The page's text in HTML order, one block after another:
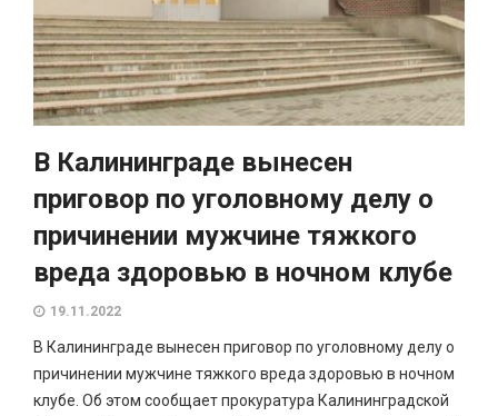
В Калининграде вынесен
приговор по уголовному делу о
причинении мужчине тяжкого
вреда здоровью в ночном клубе
19.11.2022
В Калининграде вынесен приговор по уголовному делу о
причинении мужчине тяжкого вреда здоровью в ночном
клубе. Об этом сообщает прокуратура Калининградской